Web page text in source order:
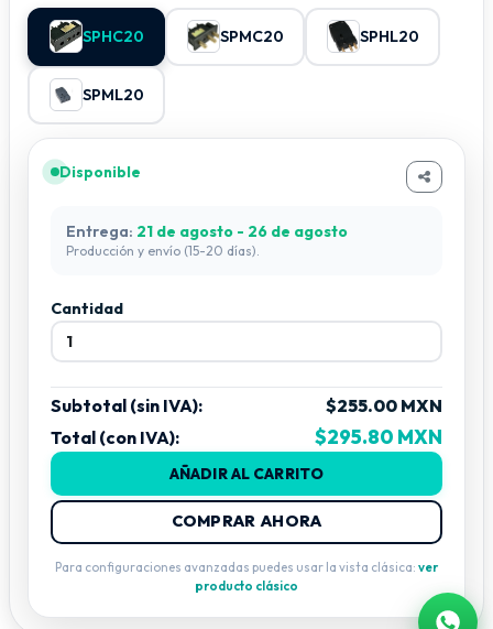
SPHC20 SPMC20 SPHL20
SPML20
Disponible
Entrega: 21 de agosto - 26 de agosto
Producción y envío (15-20 días).
Cantidad
Subtotal (sin IVA):
$255.00 MXN
Total (con IVA):
$295.80 MXN
AÑADIR AL CARRITO
COMPRAR AHORA
Para configuraciones avanzadas puedes usar la vista clásica: ver
producto clásico